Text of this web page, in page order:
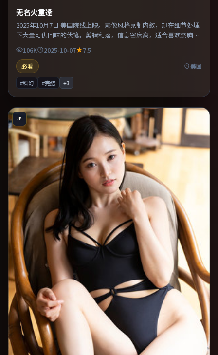
无名火重逢
2025年10月7日 美国院线上映。影像风格克制内敛，却在细节处埋
下大量可供回味的伏笔。剪辑利落，信息密度高，适合喜欢烧脑与
推理的观众。整体完成度较高，适合周末一口气看完。
106K 2025-10-07
7.5
必看
美国
#科幻 #完结 +3
JP